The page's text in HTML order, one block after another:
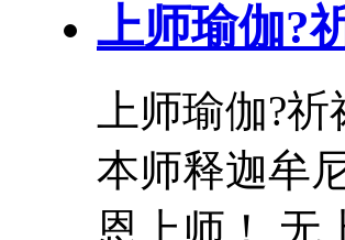
上师瑜伽?
上 师瑜伽?
本师释迦牟
恩 上 师 ！